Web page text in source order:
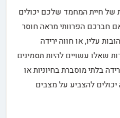
של חיית המחמד שלכם יכולים
חברכם הפרוותי מראה חוסר
עליו, או חווה ירידה
שאלו עשויים להיות תסמינים
בלתי מוסברת בחיוניות או
יכולים להצביע על מצבים